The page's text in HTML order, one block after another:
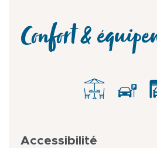
Confort &
Accessibilité